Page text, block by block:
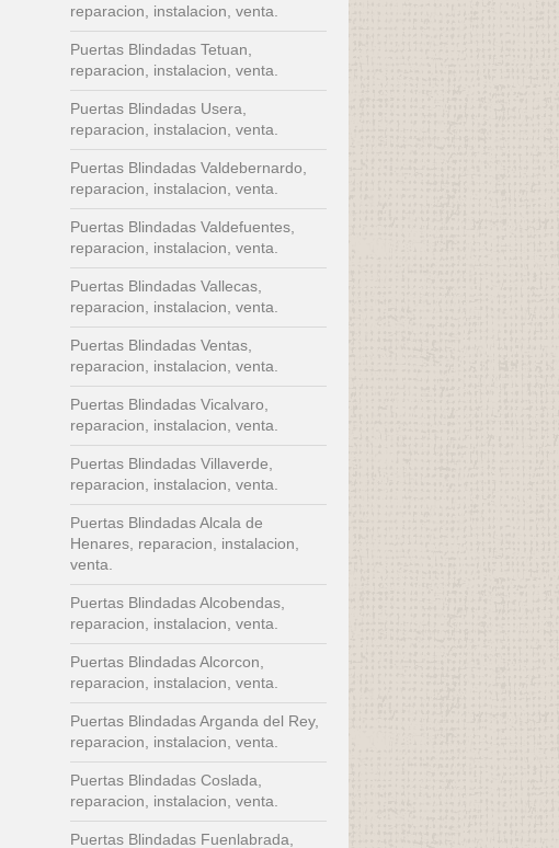
reparacion, instalacion, venta.
Puertas Blindadas Tetuan,
reparacion, instalacion, venta.
Puertas Blindadas Usera,
reparacion, instalacion, venta.
Puertas Blindadas Valdebernardo,
reparacion, instalacion, venta.
Puertas Blindadas Valdefuentes,
reparacion, instalacion, venta.
Puertas Blindadas Vallecas,
reparacion, instalacion, venta.
Puertas Blindadas Ventas,
reparacion, instalacion, venta.
Puertas Blindadas Vicalvaro,
reparacion, instalacion, venta.
Puertas Blindadas Villaverde,
reparacion, instalacion, venta.
Puertas Blindadas Alcala de
Henares, reparacion, instalacion,
venta.
Puertas Blindadas Alcobendas,
reparacion, instalacion, venta.
Puertas Blindadas Alcorcon,
reparacion, instalacion, venta.
Puertas Blindadas Arganda del Rey,
reparacion, instalacion, venta.
Puertas Blindadas Coslada,
reparacion, instalacion, venta.
Puertas Blindadas Fuenlabrada,